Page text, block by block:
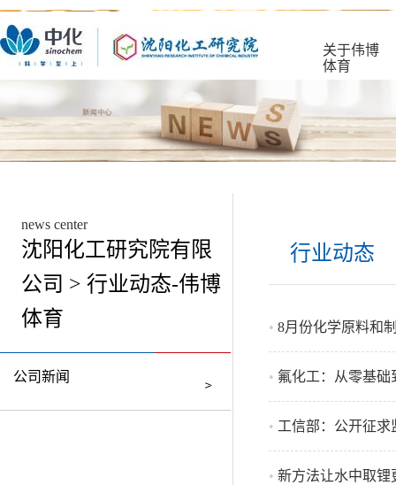
关于伟博
体育
news center
沈阳化工研究院有限
公司 > 行业动态-伟博
体育
公司新闻
行业动态
• 8月份化学原料和
• 氟化工：从零基
• 工信部：公开征
• 新方法让水中取锂